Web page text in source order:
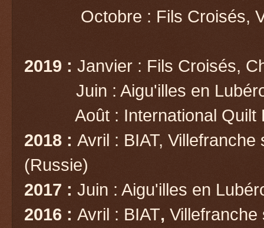
Octobre : Fils Croisés,
2019 : Janvier : Fils Croisés,
Juin : Aigu'illes en
Août : International Quilt
2018 : Avril : BIAT,
(Russie)
2017 : Juin : Aigu'illes en
2016 : Avril : BIAT, Villefranche